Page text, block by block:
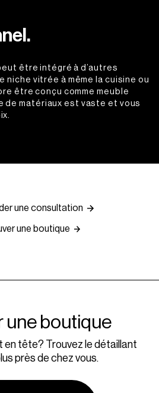
être intégré à d’autres
niche vitrée à même la cuisine ou
être conçu comme meuble
de matériaux est vaste et vous
une consultation
une boutique
une boutique
en tête? Trouvez le détaillant
près de chez vous.